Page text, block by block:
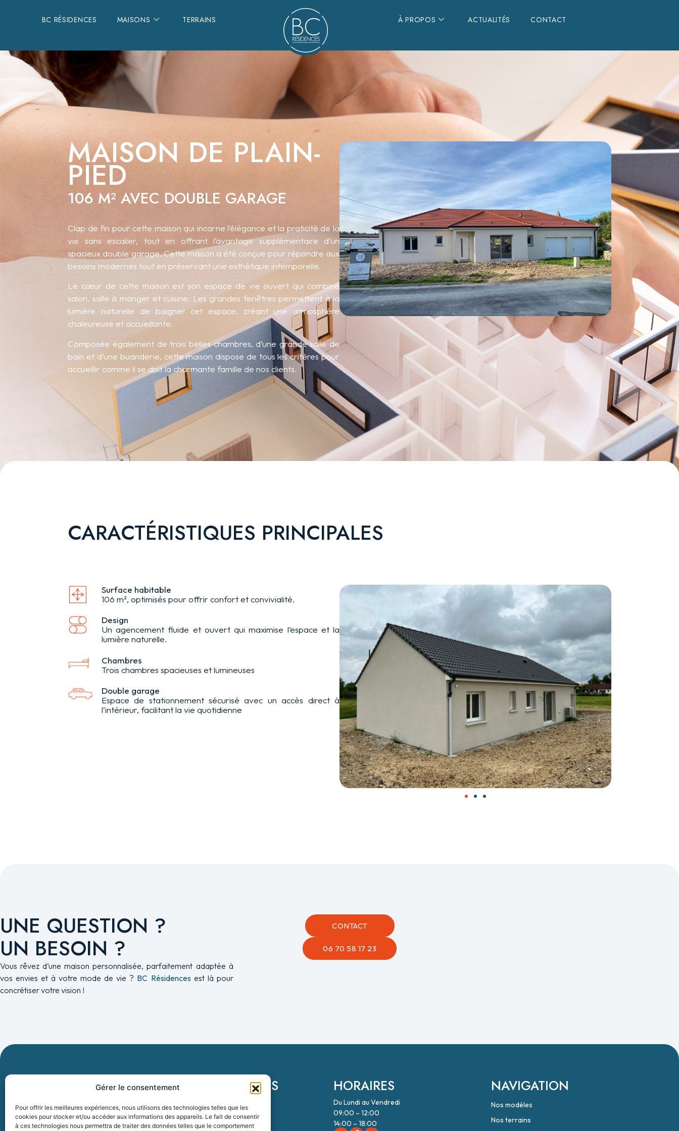
Gérer le consentement
Pour offrir les meilleures expériences, nous utilisons des technologies telles que les
cookies pour stocker et/ou accéder aux informations des appareils. Le fait de consentir
à ces technologies nous permettra de traiter des données telles que le comportement
BC RÉSIDENCES MAISONS TERRAINS À PROPOS ACTUALITÉS CONTACT
MAISON DE PLAIN-
PIED
106 M² AVEC DOUBLE GARAGE
Clap de fin pour cette maison qui incarne l’élégance et la praticité de la
vie sans escalier, tout en offrant l’avantage supplémentaire d’un
spacieux double garage. Cette maison a été conçue pour répondre aux
besoins modernes tout en préservant une esthétique intemporelle.
Le cœur de cette maison est son espace de vie ouvert qui combine
salon, salle à manger et cuisine. Les grandes fenêtres permettent à la
lumière naturelle de baigner cet espace, créant une atmosphère
chaleureuse et accueillante.
Composée également de trois belles chambres, d’une grande salle de
bain et d’une buanderie, cette maison dispose de tous les critères pour
accueillir comme il se doit la charmante famille de nos clients.
CARACTÉRISTIQUES PRINCIPALES
Surface habitable
106 m², optimisés pour offrir confort et convivialité.
Design
Un agencement fluide et ouvert qui maximise l’espace et la
lumière naturelle.
Chambres
Trois chambres spacieuses et lumineuses
Double garage
Espace de stationnement sécurisé avec un accès direct à
l’intérieur, facilitant la vie quotidienne
UNE QUESTION ?
UN BESOIN ?
Vous rêvez d’une maison personnalisée, parfaitement adaptée à
vos envies et à votre mode de vie ? BC Résidences est là pour
concrétiser votre vision !
CONTACT
06 70 58 17 23
COORDONNÉES
50 rue Jacquart
HORAIRES
Du Lundi au Vendredi
09:00 – 12:00
14:00 – 18:00
NAVIGATION
Nos modèles
Nos terrains